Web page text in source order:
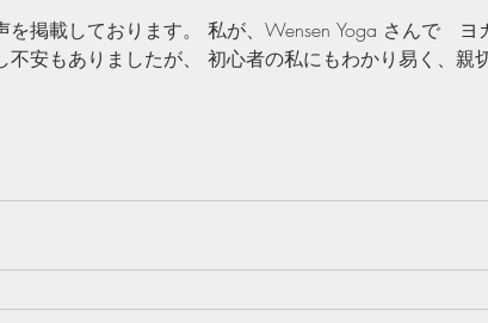
を掲載しております。 私が、Wensen Yoga さんで
不安もありましたが、 初心者の私にもわかり易く、親